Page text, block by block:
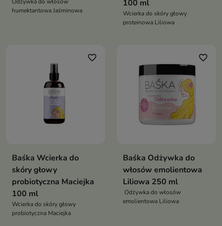
Odżywka do włosów
humektantowa Jaśminowa
100 ml
Wcierka do skóry głowy
proteinowa Liliowa
favorite_border
Baśka Wcierka do
skóry głowy
probiotyczna Maciejka
100 ml
Wcierka do skóry głowy
probiotyczna Maciejka
favorite_border
Baśka Odżywka do
włosów emolientowa
Liliowa 250 ml
Odżywka do włosów
emolientowa Liliowa